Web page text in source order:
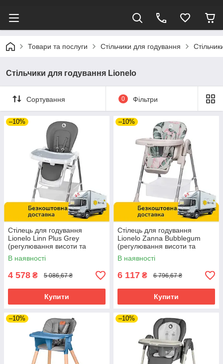
Товари та послуги Стільчики для годування
Стільчики для годування Lionelo
Сортування 0 Фільтри
–10%
Стілець для годування
Lionelo Linn Plus Grey
(регулювання висоти та
спинки, складаний) Сірий
В наявності
4 578 ₴ 5 086,67 ₴
Купити
–10%
Стілець для годування
Lionelo Zanna Bubblegum
(регулювання висоти та
спинки, складаний) Рожевий
В наявності
6 117 ₴ 6 796,67 ₴
Купити
–10% –10%